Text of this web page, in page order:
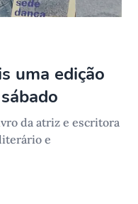
uma edição
da atriz e escritora
e